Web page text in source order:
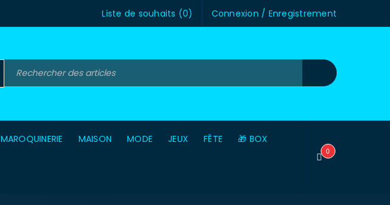
Connexion / Enregistrement
Liste de souhaits (0)
MAROQUINERIE MAISON MODE JEUX FÊTE 🎁 BOX
0